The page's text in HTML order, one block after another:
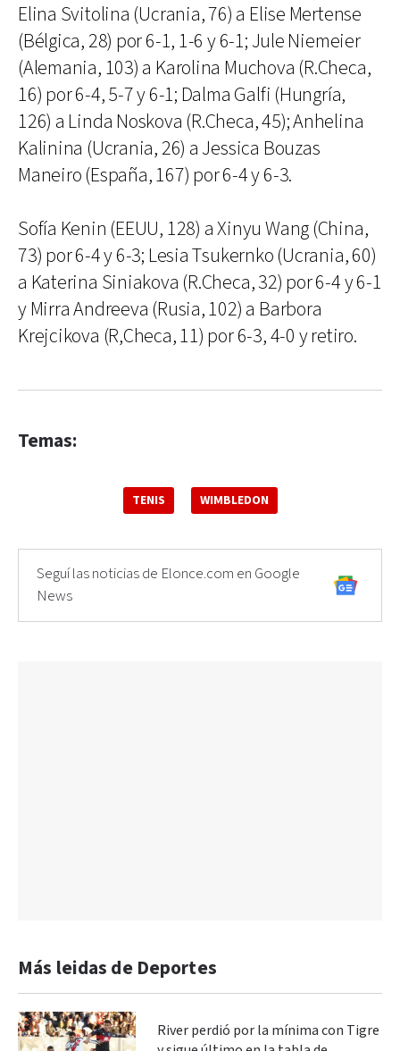
Elina Svitolina (Ucrania, 76) a Elise Mertense
(Bélgica, 28) por 6-1, 1-6 y 6-1; Jule Niemeier
(Alemania, 103) a Karolina Muchova (R.Checa,
16) por 6-4, 5-7 y 6-1; Dalma Galfi (Hungría,
126) a Linda Noskova (R.Checa, 45); Anhelina
Kalinina (Ucrania, 26) a Jessica Bouzas
Maneiro (España, 167) por 6-4 y 6-3.
Sofía Kenin (EEUU, 128) a Xinyu Wang (China,
73) por 6-4 y 6-3; Lesia Tsukernko (Ucrania, 60)
a Katerina Siniakova (R.Checa, 32) por 6-4 y 6-1
y Mirra Andreeva (Rusia, 102) a Barbora
Krejcikova (R,Checa, 11) por 6-3, 4-0 y retiro.
Temas:
TENIS WIMBLEDON
Seguí las noticias de Elonce.com en Google
News
Más leidas de Deportes
River perdió por la mínima con Tigre